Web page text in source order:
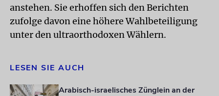
anstehen. Sie erhoffen sich den Berichten
zufolge davon eine höhere Wahlbeteiligung
unter den ultraorthodoxen Wählern.
LESEN SIE AUCH
Arabisch-israelisches Zünglein an der